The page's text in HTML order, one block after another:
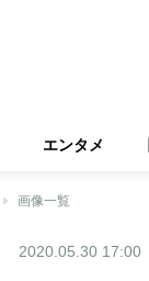
エンタメ
画像一覧
2020.05.30 17:00